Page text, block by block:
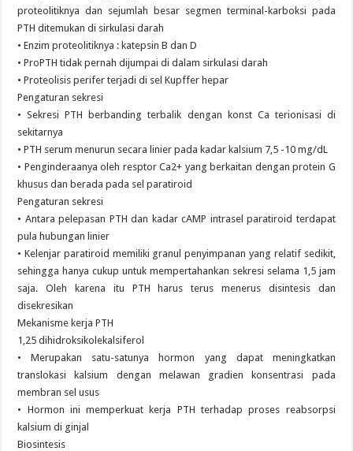
proteolitiknya dan sejumlah besar segmen terminal-karboksi pada
PTH ditemukan di sirkulasi darah
• Enzim proteolitiknya : katepsin B dan D
• ProPTH tidak pernah dijumpai di dalam sirkulasi darah
• Proteolisis perifer terjadi di sel Kupffer hepar
Pengaturan sekresi
• Sekresi PTH berbanding terbalik dengan konst Ca terionisasi di
sekitarnya
• PTH serum menurun secara linier pada kadar kalsium 7,5 -10 mg/dL
• Penginderaanya oleh resptor Ca2+ yang berkaitan dengan protein G
khusus dan berada pada sel paratiroid
Pengaturan sekresi
• Antara pelepasan PTH dan kadar cAMP intrasel paratiroid terdapat
pula hubungan linier
• Kelenjar paratiroid memiliki granul penyimpanan yang relatif sedikit,
sehingga hanya cukup untuk mempertahankan sekresi selama 1,5 jam
saja. Oleh karena itu PTH harus terus menerus disintesis dan
disekresikan
Mekanisme kerja PTH
1,25 dihidroksikolekalsiferol
• Merupakan satu-satunya hormon yang dapat meningkatkan
translokasi kalsium dengan melawan gradien konsentrasi pada
membran sel usus
• Hormon ini memperkuat kerja PTH terhadap proses reabsorpsi
kalsium di ginjal
Biosintesis